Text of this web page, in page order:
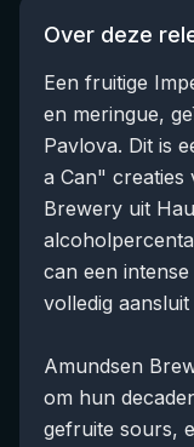
Over deze
Een fruitige
en meringue,
Pavlova. Dit is
a Can" creaties
Brewery uit
can een
volledig
Amundsen
om hun
gefruite sours,